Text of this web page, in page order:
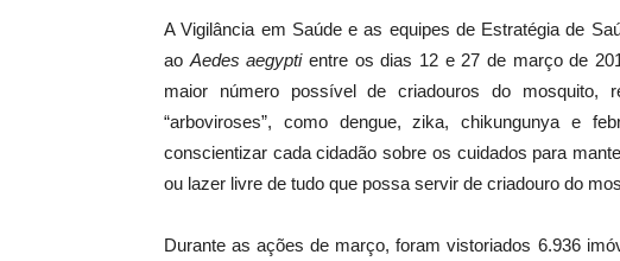
A Vigilância em Saúde e as equipes de Estratégia de
ao Aedes aegyptientre os dias 12 e 27 de março de
maior número possível de criadouros do mosquito,
“arboviroses”, como dengue, zika, chikungunya e
conscientizar cada cidadão sobre os cuidados para
ou lazer livre de tudo que possa servir de criadouro do
Durante as ações de março, foram vistoriados 6.936